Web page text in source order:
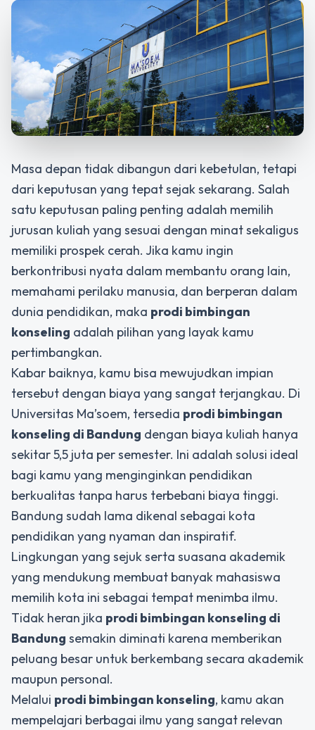
Masa depan tidak dibangun dari kebetulan, tetapi
dari keputusan yang tepat sejak sekarang. Salah
satu keputusan paling penting adalah memilih
jurusan kuliah yang sesuai dengan minat sekaligus
memiliki prospek cerah. Jika kamu ingin
berkontribusi nyata dalam membantu orang lain,
memahami perilaku manusia, dan berperan dalam
dunia pendidikan, maka prodi bimbingan
konseling adalah pilihan yang layak kamu
pertimbangkan.
Kabar baiknya, kamu bisa mewujudkan impian
tersebut dengan biaya yang sangat terjangkau. Di
Universitas Ma’soem, tersedia prodi bimbingan
konseling di Bandung dengan biaya kuliah hanya
sekitar 5,5 juta per semester. Ini adalah solusi ideal
bagi kamu yang menginginkan pendidikan
berkualitas tanpa harus terbebani biaya tinggi.
Bandung sudah lama dikenal sebagai kota
pendidikan yang nyaman dan inspiratif.
Lingkungan yang sejuk serta suasana akademik
yang mendukung membuat banyak mahasiswa
memilih kota ini sebagai tempat menimba ilmu.
Tidak heran jika prodi bimbingan konseling di
Bandung semakin diminati karena memberikan
peluang besar untuk berkembang secara akademik
maupun personal.
Melalui prodi bimbingan konseling, kamu akan
mempelajari berbagai ilmu yang sangat relevan